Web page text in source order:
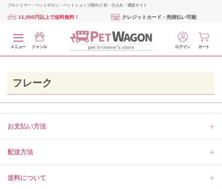
プロトリマー・ペットサロン・ペットショップ様向け 卸・仕入れ・通販サイト
11,000円以上で送料無料！ クレジットカード・売掛払い可能
メニュー ジャンル ログイン カート
フレーク
お支払い方法
配送方法
送料について